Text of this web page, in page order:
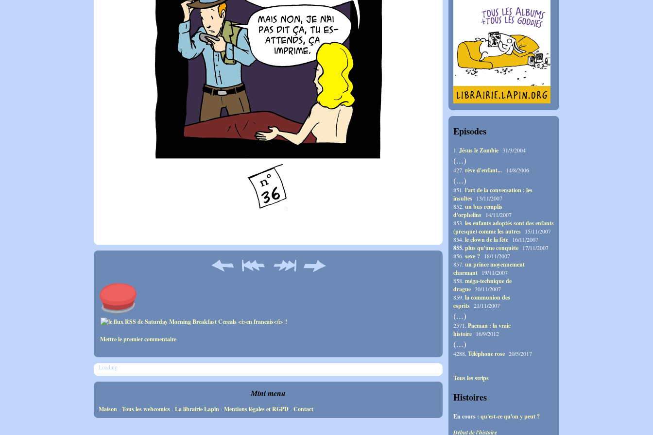
Mettre le premier commentaire
Loading
Mini menu
Maison-Tous les webcomics-La librairie Lapin-Mentions légales et RGPD-Contact
Episodes
1. Jésus le Zombie 31/3/2004
(...)
427. rève d'enfant... 14/8/2006
(...)
851. l'art de la conversation : les
insultes 13/11/2007
852. un bus remplis
d'orphelins 14/11/2007
853. les enfants adoptés sont des enfants
(presque) comme les autres 15/11/2007
854. le clown de la fète 16/11/2007
855.plus qu'une conquète
17/11/2007
856. sexe ? 18/11/2007
857. un prince moyennement
charmant 19/11/2007
858. méga-technique de
drague 20/11/2007
859. la communion des
esprits 21/11/2007
(...)
2571. Pacman : la vraie
histoire 16/9/2012
(...)
4288. Téléphone rose 20/5/2017
Tous les strips
Histoires
En cours : qu'est-ce qu'on y peut ?
Début de l'histoire